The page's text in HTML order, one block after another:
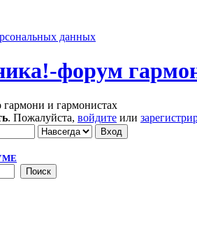
данных
форум
. Пожалуйста, войдите или